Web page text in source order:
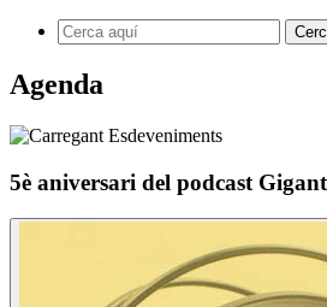
Agenda
5è aniversari del podcast